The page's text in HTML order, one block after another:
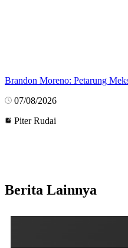
Brandon Moreno: Petarung
07/08/2026
Piter Rudai
Berita Lainnya